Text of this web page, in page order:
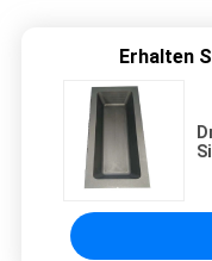
Erhalten